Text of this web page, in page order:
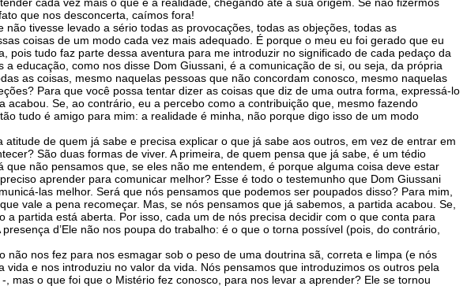
que nos desconcerta, caímos fora!
tivesse levado a sério todas as provocações, todas as objeções, todas as
coisas de um modo cada vez mais adequado. É porque o meu eu foi gerado que eu
tudo faz parte dessa aventura para me introduzir no significado de cada pedaço da
educação, como nos disse Dom Giussani, é a comunicação de si, ou seja, da própria
as coisas, mesmo naquelas pessoas que não concordam conosco, mesmo naquelas
Para que você possa tentar dizer as coisas que diz de uma outra forma, expressá-lo
Se, ao contrário, eu a percebo como a contribuição que, mesmo fazendo
tudo é amigo para mim: a realidade é minha, não porque digo isso de um modo
de quem já sabe e precisa explicar o que já sabe aos outros, em vez de entrar em
São duas formas de viver. A primeira, de quem pensa que já sabe, é um tédio
não pensamos que, se eles não me entendem, é porque alguma coisa deve estar
aprender para comunicar melhor? Esse é todo o testemunho que Dom Giussani
las melhor. Será que nós pensamos que podemos ser poupados disso? Para mim,
vale a pena recomeçar. Mas, se nós pensamos que já sabemos, a partida acabou. Se,
partida está aberta. Por isso, cada um de nós precisa decidir com o que conta para
d’Ele não nos poupa do trabalho: é o que o torna possível (pois, do contrário,
nos fez para nos esmagar sob o peso de uma doutrina sã, correta e limpa (e nós
e nos introduziu no valor da vida. Nós pensamos que introduzimos os outros pela
o que foi que o Mistério fez conosco, para nos levar a aprender? Ele se tornou